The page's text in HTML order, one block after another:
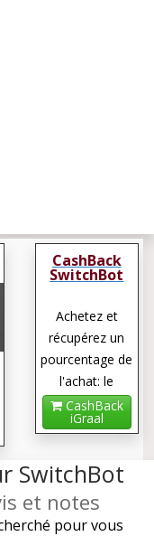
CashBack
SwitchBot
Achetez et
récupérez un
pourcentage de
l'achat: le
cashback !
CashBack
iGraal
SwitchBot
et notes
pour vous